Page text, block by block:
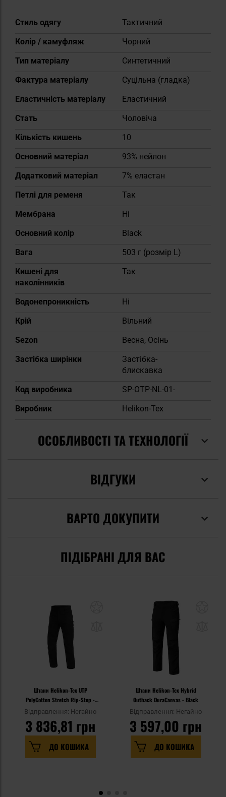
Докладніше
Стиль одягу
Тактичний
Колір / камуфляж
Чорний
Тип матеріалу
Синтетичний
Фактура матеріалу
Суцільна (гладка)
Еластичність матеріалу
Еластичний
Cтать
Чоловіча
Кількість кишень
10
Основний матеріал
93% нейлон
Додатковий матеріал
7% еластан
Петлі для ременя
Так
Мембрана
Ні
Основний колір
Black
Вага
503 г (розмір L)
Кишені для
наколінників
Так
Водонепроникність
Ні
Крій
Вільний
Sezon
Весна, Осінь
Застібка ширінки
Застібка-
блискавка
Код виробника
SP-OTP-NL-01-
Виробник
Helikon-Tex
ОСОБЛИВОСТІ ТА ТЕХНОЛОГІЇ
ВІДГУКИ
ВАРТО ДОКУПИТИ
ПІДІБРАНІ ДЛЯ ВАС
Штани Helikon-Tex UTP
PolyCotton Stretch Rip-Stop -
Black
Відправлення: Негайно
3 836,81 грн
ДО КОШИКА
Штани Helikon-Tex Hybrid
Outback DuraCanvas - Black
Відправлення: Негайно
3 597,00 грн
ДО КОШИКА